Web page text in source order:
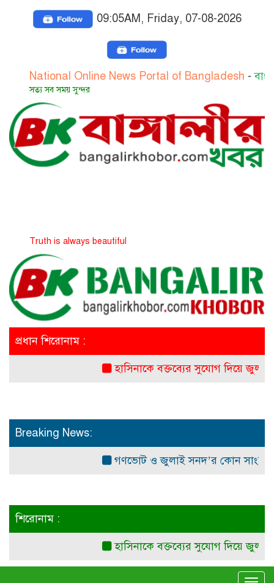
09:05AM, Friday, 07-08-2026
Online News Portal of Bangladesh- বাংলাদেশের
সব সময় সুন্দর
is always beautiful
প্রধান শিরোনাম :
হাসিনাকে বক্তব্যের সুযোগ দিয়ে জুলাই
Breaking News:
গণভোট ও জুলাই সনদ’র কোন সাংবিধানিক
শিরোনাম :
হাসিনাকে বক্তব্যের সুযোগ দিয়ে জুলাই